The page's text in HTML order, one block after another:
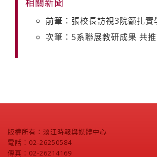
前筆：張校長訪視3院籲扎實
次筆：5系聯展教研成果 共
版權所有：淡江時報與媒體中心
電話：02-26250584
傳真：02-26214169